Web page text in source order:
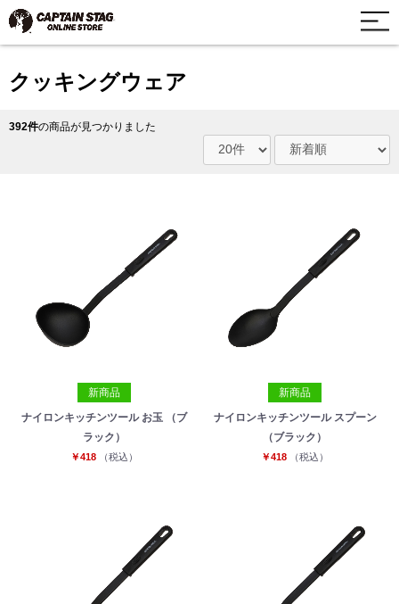
クッキングウェア
392件の商品が見つかりました
新商品
ナイロンキッチンツール お玉 （ブ
ラック）
￥418 （税込）
新商品
ナイロンキッチンツール スプーン
（ブラック）
￥418 （税込）